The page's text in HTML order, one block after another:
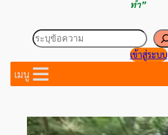
ทำ”
ค้นหา
เข้าสู่ระบบ
เมนู